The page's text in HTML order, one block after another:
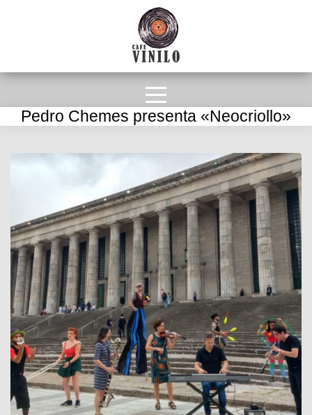
Pedro Chemes presenta «Neocriollo»